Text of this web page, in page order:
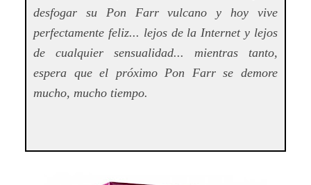
desfogar su Pon Farr vulcano y hoy vive
perfectamente feliz... lejos de la Internet y lejos
de cualquier sensualidad... mientras tanto,
espera que el próximo Pon Farr se demore
mucho, mucho tiempo.